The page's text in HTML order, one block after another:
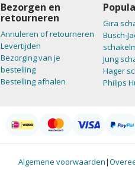
Bezorgen en
retourneren
Annuleren of retourneren
Levertijden
Bezorging van je
bestelling
Bestelling afhalen
Gira
Busch-
Jung
Hager
Philips
Algemene voorwaarden|